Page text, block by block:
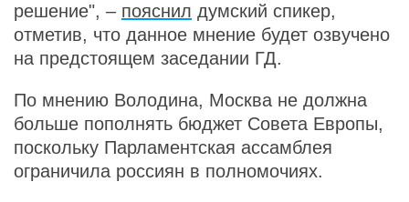
решение", – пояснил думский спикер,
отметив, что данное мнение будет озвучено
на предстоящем заседании ГД.
По мнению Володина, Москва не должна
больше пополнять бюджет Совета Европы,
поскольку Парламентская ассамблея
ограничила россиян в полномочиях.